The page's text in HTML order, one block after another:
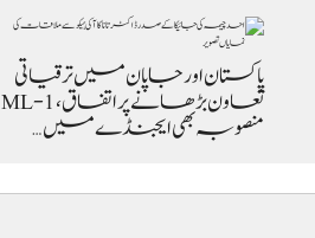
پاکستان اور جاپان میں ترقیاتی
تعاون بڑھانے پر اتفاق، ML-1
منصوبہ بھی ایجنڈے میں…